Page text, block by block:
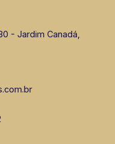
- Jardim Canadá,